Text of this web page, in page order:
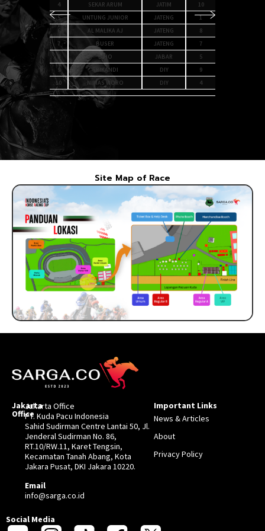
7
3
4
SEKAR ARUM JATIM
10
5
UNTUNG JUNIOR JATENG
1
6
AL MALIKA AJ JATENG
8
7
BUSER JATENG
7
8
BRIO JABAR
5
9
SRIKANDI DIY
9
10
NIMAS WORO DIY 4
Site Map of Race
Jakarta
Office
Jakarta Office
PT. Kuda Pacu Indonesia
Sahid Sudirman Centre Lantai 50, Jl.
Jenderal Sudirman No. 86,
RT.10/RW.11, Karet Tengsin,
Kecamatan Tanah Abang, Kota
Jakara Pusat, DKI Jakara 10220.
Email
info@sarga.co.id
Important Links
News & Articles
About
Privacy Policy
Social Media